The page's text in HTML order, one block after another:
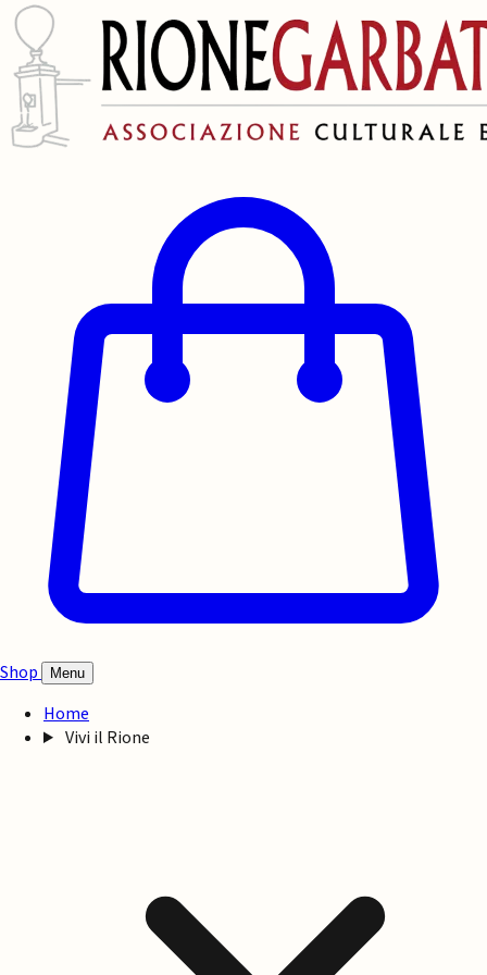
Shop Menu
Home
Vivi il Rione